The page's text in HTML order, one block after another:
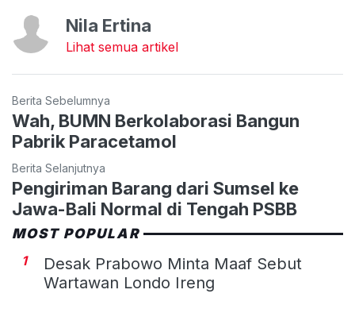
Nila Ertina
Lihat semua artikel
Berita Sebelumnya
Wah, BUMN Berkolaborasi Bangun
Pabrik Paracetamol
Berita Selanjutnya
Pengiriman Barang dari Sumsel ke
Jawa-Bali Normal di Tengah PSBB
MOST POPULAR
1
Desak Prabowo Minta Maaf Sebut
Wartawan Londo Ireng